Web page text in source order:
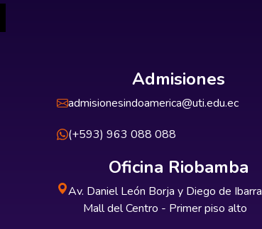
Admisiones
admisionesindoamerica@uti.edu.ec
(+593) 963 088 088
Oficina Riobamba
Av. Daniel León Borja y Diego de Ibarra
Mall del Centro - Primer piso alto